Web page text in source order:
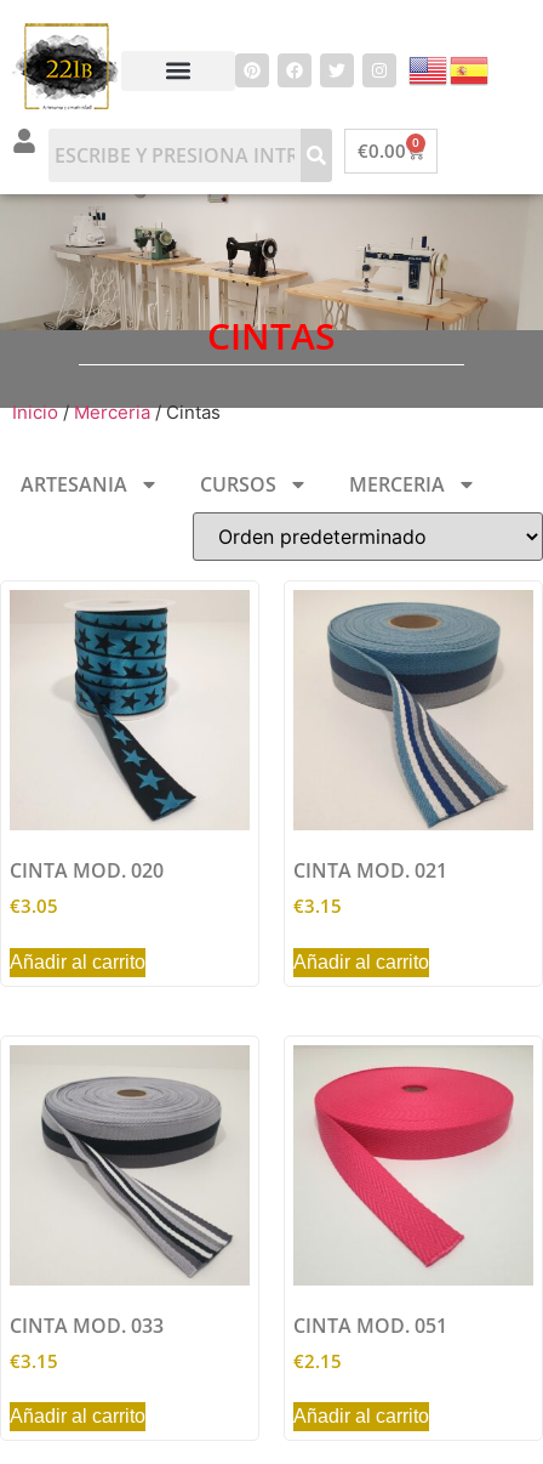
€0.00 0
CINTAS
Inicio/Merceria/ Cintas
ARTESANIA CURSOS MERCERIA
CINTA MOD. 020
€3.05
Añadir al carrito
CINTA MOD. 021
€3.15
Añadir al carrito
CINTA MOD. 033
€3.15
Añadir al carrito
CINTA MOD. 051
€2.15
Añadir al carrito